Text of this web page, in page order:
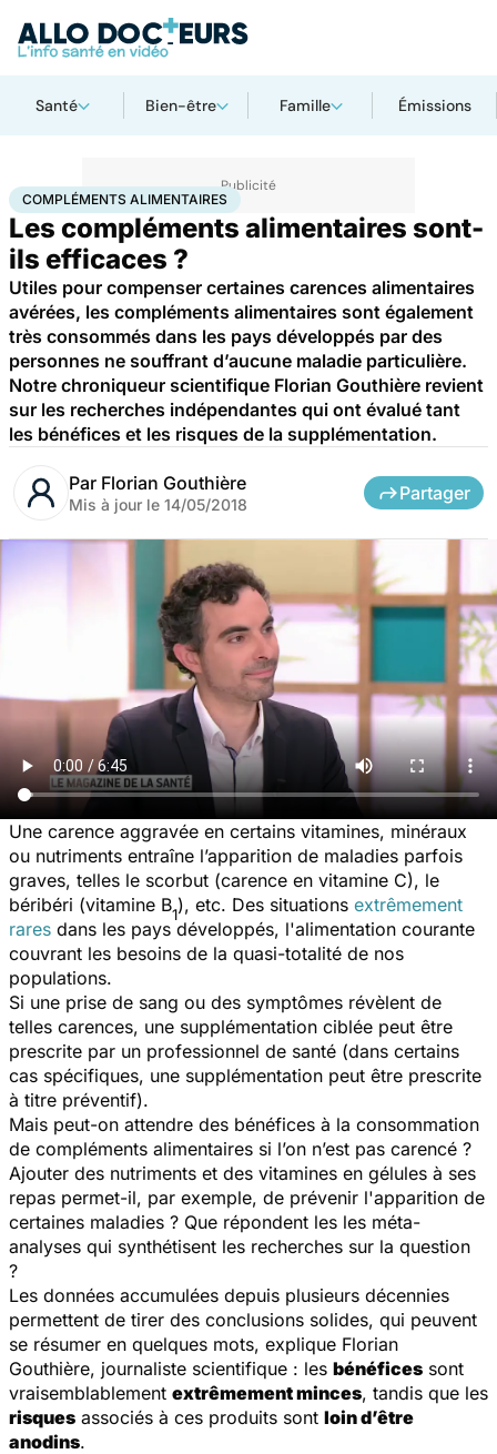
Santé Bien-être Famille Émissions
AccueilSantéCompléments alimentaires
COMPLÉMENTS ALIMENTAIRES
Les compléments alimentaires sont-
ils efficaces ?
Utiles pour compenser certaines carences alimentaires
avérées, les compléments alimentaires sont également
très consommés dans les pays développés par des
personnes ne souffrant d’aucune maladie particulière.
Notre chroniqueur scientifique Florian Gouthière revient
sur les recherches indépendantes qui ont évalué tant
les bénéfices et les risques de la supplémentation.
Par Florian Gouthière
Mis à jour le 14/05/2018
Partager
Une carence aggravée en certains vitamines, minéraux
ou nutriments entraîne l’apparition de maladies parfois
graves, telles le scorbut (carence en vitamine C), le
béribéri (vitamine B1), etc. Des situations extrêmement
rares dans les pays développés, l'alimentation courante
couvrant les besoins de la quasi-totalité de nos
populations.
Si une prise de sang ou des symptômes révèlent de
telles carences, une supplémentation ciblée peut être
prescrite par un professionnel de santé (dans certains
cas spécifiques, une supplémentation peut être prescrite
à titre préventif).
Mais peut-on attendre des bénéfices à la consommation
de compléments alimentaires si l’on n’est pas carencé ?
Ajouter des nutriments et des vitamines en gélules à ses
repas permet-il, par exemple, de prévenir l'apparition de
certaines maladies ? Que répondent les les méta-
analyses qui synthétisent les recherches sur la question
?
Les données accumulées depuis plusieurs décennies
permettent de tirer des conclusions solides, qui peuvent
se résumer en quelques mots, explique Florian
Gouthière, journaliste scientifique : les bénéfices sont
vraisemblablement extrêmement minces, tandis que les
risques associés à ces produits sont loin d’être
anodins.